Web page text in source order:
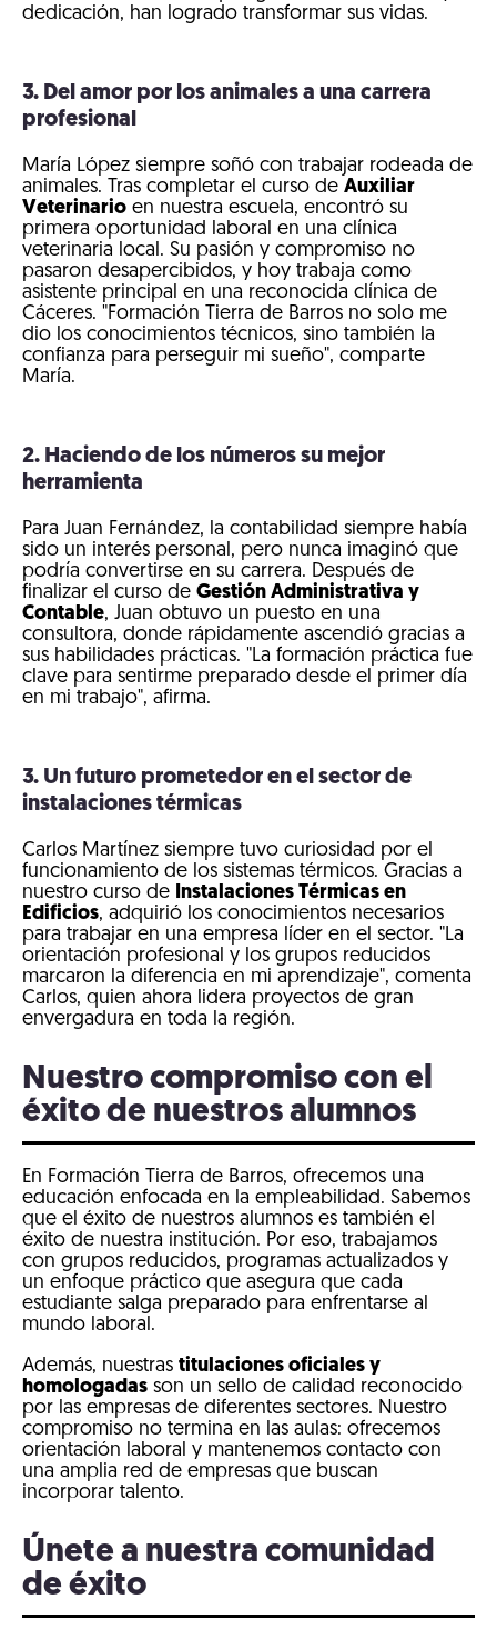
dedicación, han logrado transformar sus vidas.
3. Del amor por los animales a una carrera
profesional
María López siempre soñó con trabajar rodeada de
animales. Tras completar el curso de Auxiliar
Veterinario en nuestra escuela, encontró su
primera oportunidad laboral en una clínica
veterinaria local. Su pasión y compromiso no
pasaron desapercibidos, y hoy trabaja como
asistente principal en una reconocida clínica de
Cáceres. "Formación Tierra de Barros no solo me
dio los conocimientos técnicos, sino también la
confianza para perseguir mi sueño", comparte
María.
2. Haciendo de los números su mejor
herramienta
Para Juan Fernández, la contabilidad siempre había
sido un interés personal, pero nunca imaginó que
podría convertirse en su carrera. Después de
finalizar el curso de Gestión Administrativa y
Contable, Juan obtuvo un puesto en una
consultora, donde rápidamente ascendió gracias a
sus habilidades prácticas. "La formación práctica fue
clave para sentirme preparado desde el primer día
en mi trabajo", afirma.
3. Un futuro prometedor en el sector de
instalaciones térmicas
Carlos Martínez siempre tuvo curiosidad por el
funcionamiento de los sistemas térmicos. Gracias a
nuestro curso de Instalaciones Térmicas en
Edificios, adquirió los conocimientos necesarios
para trabajar en una empresa líder en el sector. "La
orientación profesional y los grupos reducidos
marcaron la diferencia en mi aprendizaje", comenta
Carlos, quien ahora lidera proyectos de gran
envergadura en toda la región.
Nuestro compromiso con el
éxito de nuestros alumnos
En Formación Tierra de Barros, ofrecemos una
educación enfocada en la empleabilidad. Sabemos
que el éxito de nuestros alumnos es también el
éxito de nuestra institución. Por eso, trabajamos
con grupos reducidos, programas actualizados y
un enfoque práctico que asegura que cada
estudiante salga preparado para enfrentarse al
mundo laboral.
Además, nuestras titulaciones oficiales y
homologadas son un sello de calidad reconocido
por las empresas de diferentes sectores. Nuestro
compromiso no termina en las aulas: ofrecemos
orientación laboral y mantenemos contacto con
una amplia red de empresas que buscan
incorporar talento.
Únete a nuestra comunidad
de éxito